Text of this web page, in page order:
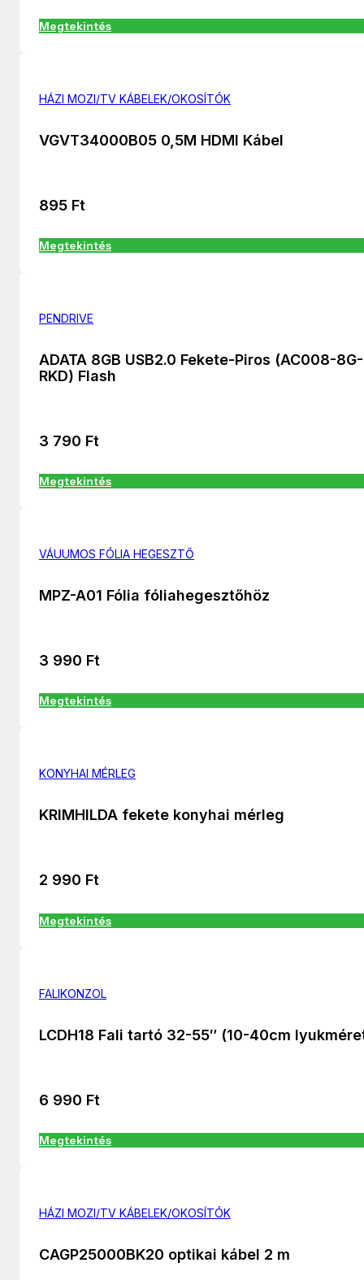
Megtekintés
HÁZI MOZI/TV KÁBELEK/OKOSÍTÓK
VGVT34000B05 0,5M HDMI Kábel
895 Ft
Megtekintés
PENDRIVE
ADATA 8GB USB2.0 Fekete-Piros (AC008-8G-
RKD) Flash
3 790 Ft
Megtekintés
VÁUUMOS FÓLIA HEGESZTŐ
MPZ-A01 Fólia fóliahegesztőhöz
3 990 Ft
Megtekintés
KONYHAI MÉRLEG
KRIMHILDA fekete konyhai mérleg
2 990 Ft
Megtekintés
FALIKONZOL
LCDH18 Fali tartó 32-55″ (10-40cm
6 990 Ft
Megtekintés
HÁZI MOZI/TV KÁBELEK/OKOSÍTÓK
CAGP25000BK20 optikai kábel 2 m